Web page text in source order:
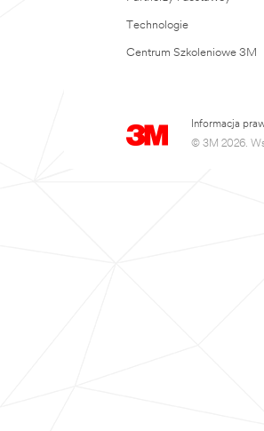
Technologie
Centrum Szkoleniowe 3M
Informacja
© 3M 2026.